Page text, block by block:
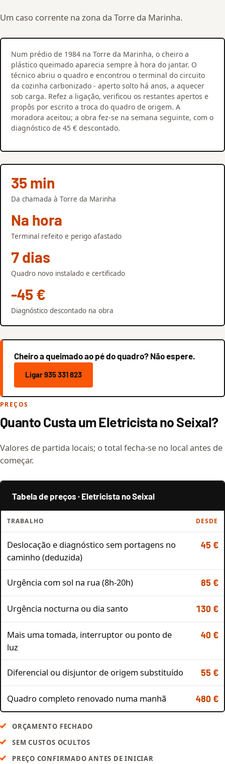
Um caso corrente na zona da Torre da Marinha.
Num prédio de 1984 na Torre da Marinha, o cheiro a
plástico queimado aparecia sempre à hora do jantar. O
técnico abriu o quadro e encontrou o terminal do circuito
da cozinha carbonizado - aperto solto há anos, a aquecer
sob carga. Refez a ligação, verificou os restantes apertos e
propôs por escrito a troca do quadro de origem. A
moradora aceitou; a obra fez-se na semana seguinte, com o
diagnóstico de 45 € descontado.
35 min
Da chamada à Torre da Marinha
Na hora
Terminal refeito e perigo afastado
7 dias
Quadro novo instalado e certificado
-45 €
Diagnóstico descontado na obra
Cheiro a queimado ao pé do quadro? Não espere.
Ligar 935 331 823
PREÇOS
Quanto Custa um Eletricista no Seixal?
Valores de partida locais; o total fecha-se no local antes de
começar.
Tabela de preços · Eletricista no Seixal
TRABALHO DESDE
Deslocação e diagnóstico sem portagens no
caminho (deduzida)
45 €
Urgência com sol na rua (8h-20h) 85 €
Urgência nocturna ou dia santo 130 €
Mais uma tomada, interruptor ou ponto de
luz
40 €
Diferencial ou disjuntor de origem substituído 55 €
Quadro completo renovado numa manhã 480 €
ORÇAMENTO FECHADO
SEM CUSTOS OCULTOS
PREÇO CONFIRMADO ANTES DE INICIAR